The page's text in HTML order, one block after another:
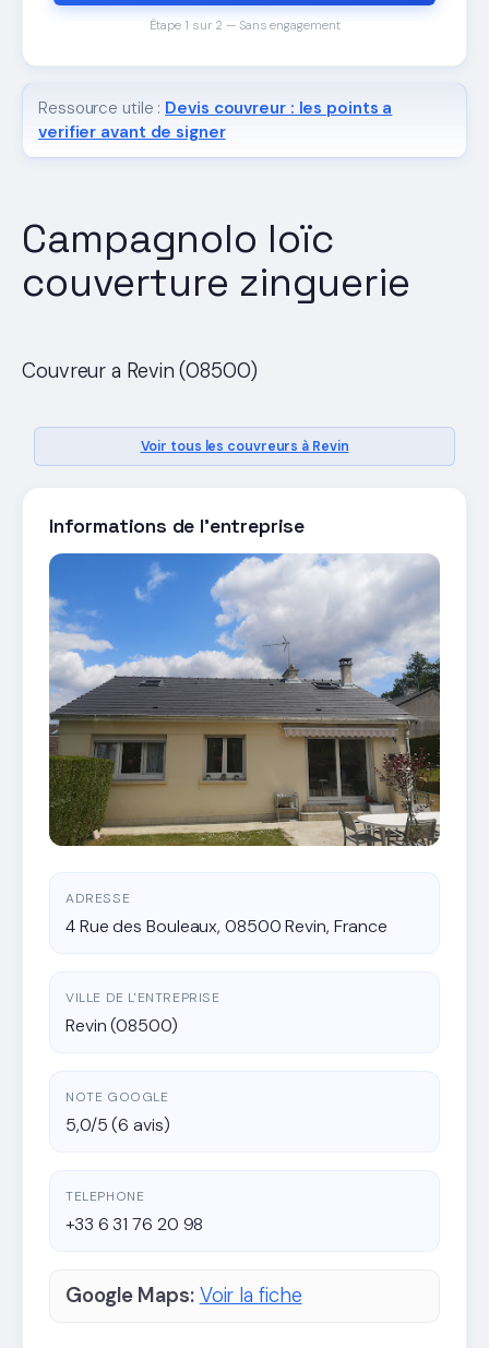
Campagnolo loïc
couverture zinguerie
Couvreur a Revin (08500)
Voir tous les couvreurs à Revin
Informations de l'entreprise
ADRESSE
4 Rue des Bouleaux, 08500 Revin, France
VILLE DE L'ENTREPRISE
Revin (08500)
NOTE GOOGLE
5,0/5 (6 avis)
TELEPHONE
+33 6 31 76 20 98
Google Maps: Voir la fiche
Étape 1 sur 2 — Sans engagement
Ressource utile : Devis couvreur : les points a
verifier avant de signer